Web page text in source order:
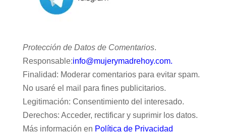
Protección de Datos de Comentarios.
Responsable:info@mujerymadrehoy.com.
Finalidad: Moderar comentarios para evitar spam.
No usaré el mail para fines publicitarios.
Legitimación: Consentimiento del interesado.
Derechos: Acceder, rectificar y suprimir los datos.
Más información en Política de Privacidad